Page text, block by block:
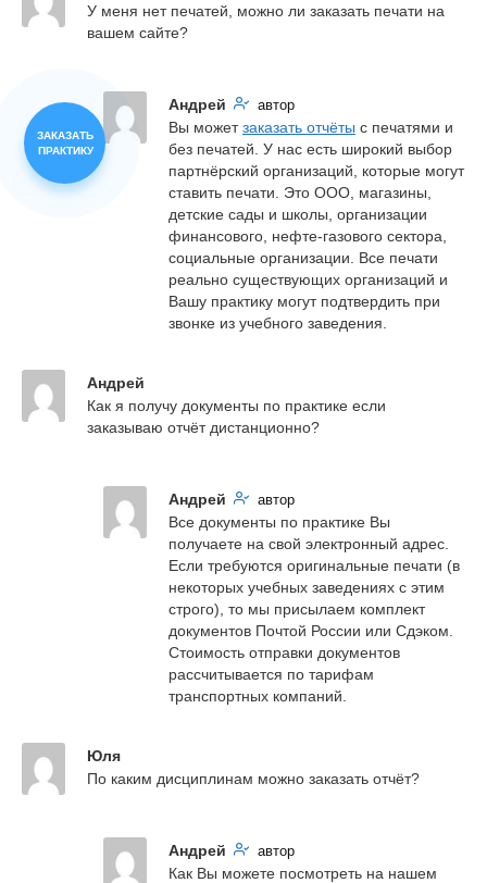
ЗАКАЗАТЬ
ПРАКТИКУ
У меня нет печатей, можно ли заказать печати на
вашем сайте?
Андрей автор
Вы может заказать отчёты с печатями и
без печатей. У нас есть широкий выбор
партнёрский организаций, которые могут
ставить печати. Это ООО, магазины,
детские сады и школы, организации
финансового, нефте-газового сектора,
социальные организации. Все печати
реально существующих организаций и
Вашу практику могут подтвердить при
звонке из учебного заведения.
Андрей
Как я получу документы по практике если
заказываю отчёт дистанционно?
Андрей автор
Все документы по практике Вы
получаете на свой электронный адрес.
Если требуются оригинальные печати (в
некоторых учебных заведениях с этим
строго), то мы присылаем комплект
документов Почтой России или Сдэком.
Стоимость отправки документов
рассчитывается по тарифам
транспортных компаний.
Юля
По каким дисциплинам можно заказать отчёт?
Андрей автор
Как Вы можете посмотреть на нашем